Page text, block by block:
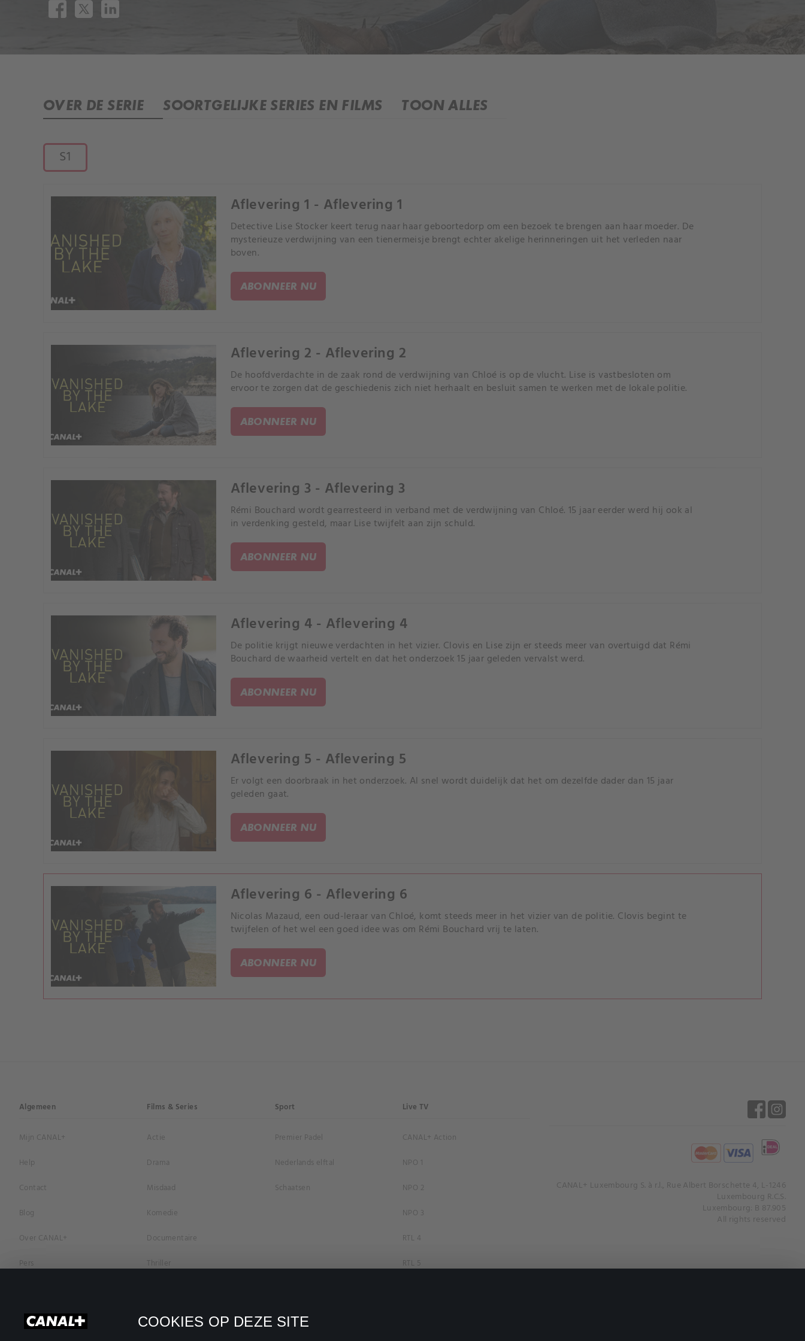
COOKIES OP DEZE SITE
OVER DE SERIE SOORTGELIJKE SERIES EN FILMS TOON ALLES
S1
Aflevering 1 - Aflevering 1
Detective Lise Stocker keert terug naar haar geboortedorp om een bezoek te brengen aan haar moeder. De
mysterieuze verdwijning van een tienermeisje brengt echter akelige herinneringen uit het verleden naar
boven.
ABONNEER NU
Aflevering 2 - Aflevering 2
De hoofdverdachte in de zaak rond de verdwijning van Chloé is op de vlucht. Lise is vastbesloten om
ervoor te zorgen dat de geschiedenis zich niet herhaalt en besluit samen te werken met de lokale politie.
ABONNEER NU
Aflevering 3 - Aflevering 3
Rémi Bouchard wordt gearresteerd in verband met de verdwijning van Chloé. 15 jaar eerder werd hij ook al
in verdenking gesteld, maar Lise twijfelt aan zijn schuld.
ABONNEER NU
Aflevering 4 - Aflevering 4
De politie krijgt nieuwe verdachten in het vizier. Clovis en Lise zijn er steeds meer van overtuigd dat Rémi
Bouchard de waarheid vertelt en dat het onderzoek 15 jaar geleden vervalst werd.
ABONNEER NU
Aflevering 5 - Aflevering 5
Er volgt een doorbraak in het onderzoek. Al snel wordt duidelijk dat het om dezelfde dader dan 15 jaar
geleden gaat.
ABONNEER NU
Aflevering 6 - Aflevering 6
Nicolas Mazaud, een oud-leraar van Chloé, komt steeds meer in het vizier van de politie. Clovis begint te
twijfelen of het wel een goed idee was om Rémi Bouchard vrij te laten.
ABONNEER NU
Algemeen
Mijn CANAL+
Help
Contact
Blog
Over CANAL+
Pers
Privacybeleid
Films & Series
Actie
Drama
Misdaad
Komedie
Documentaire
Thriller
Romantiek
Sport
Premier Padel
Nederlands elftal
Schaatsen
Live TV
CANAL+ Action
NPO 1
NPO 2
NPO 3
RTL 4
RTL 5
CANAL+ Luxembourg S. à r.l., Rue Albert Borschette 4, L-1246
Luxembourg R.C.S.
Luxembourg: B 87.905
All rights reserved